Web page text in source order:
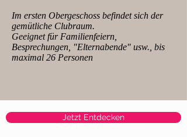
Im ersten Obergeschoss befindet sich der
gemütliche Clubraum.
Geeignet für Familienfeiern,
Besprechungen, "Elternabende" usw., bis
maximal 26 Personen
Jetzt Entdecken